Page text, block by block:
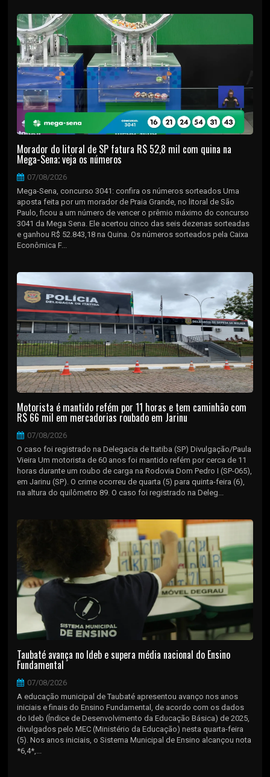
Morador do litoral de SP fatura R$ 52,8 mil com quina na
Mega-Sena; veja os números
07/08/2026
Mega-Sena, concurso 3041: confira os números sorteados Uma
aposta feita por um morador de Praia Grande, no litoral de São
Paulo, ficou a um número de vencer o prêmio máximo do concurso
3041 da Mega Sena. Ele acertou cinco das seis dezenas sorteadas
e ganhou R$ 52.843,18 na Quina. Os números sorteados pela Caixa
Econômica F...
Motorista é mantido refém por 11 horas e tem caminhão com
R$ 66 mil em mercadorias roubado em Jarinu
07/08/2026
O caso foi registrado na Delegacia de Itatiba (SP) Divulgação/Paula
Vieira Um motorista de 60 anos foi mantido refém por cerca de 11
horas durante um roubo de carga na Rodovia Dom Pedro I (SP-065),
em Jarinu (SP). O crime ocorreu de quarta (5) para quinta-feira (6),
na altura do quilômetro 89. O caso foi registrado na Deleg...
Taubaté avança no Ideb e supera média nacional do Ensino
Fundamental
07/08/2026
A educação municipal de Taubaté apresentou avanço nos anos
iniciais e finais do Ensino Fundamental, de acordo com os dados
do Ideb (Índice de Desenvolvimento da Educação Básica) de 2025,
divulgados pelo MEC (Ministério da Educação) nesta quarta-feira
(5). Nos anos iniciais, o Sistema Municipal de Ensino alcançou nota
*6,4*,...